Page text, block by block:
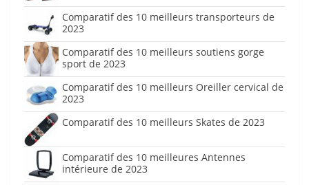
Comparatif des 10 meilleurs transporteurs de
2023
Comparatif des 10 meilleurs soutiens gorge
sport de 2023
Comparatif des 10 meilleurs Oreiller cervical de
2023
Comparatif des 10 meilleurs Skates de 2023
Comparatif des 10 meilleures Antennes
intérieure de 2023